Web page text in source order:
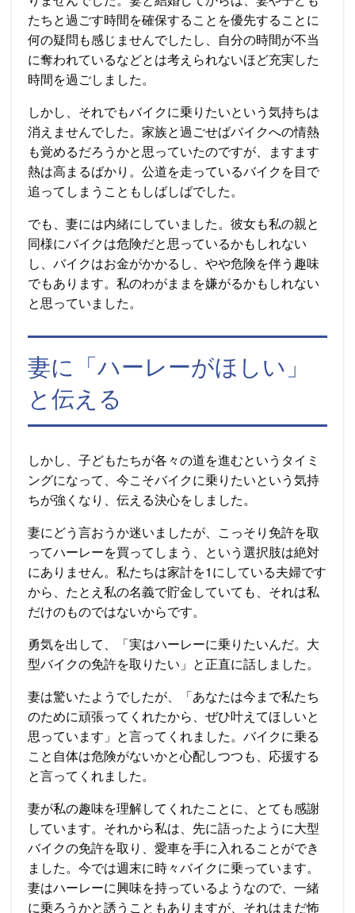
たちと過ごす時間を確保することを優先することに
何の疑問も感じませんでしたし、自分の時間が不当
に奪われているなどとは考えられないほど充実した
時間を過ごしました。
しかし、それでもバイクに乗りたいという気持ちは
消えませんでした。家族と過ごせばバイクへの情熱
も覚めるだろうかと思っていたのですが、ますます
熱は高まるばかり。公道を走っているバイクを目で
追ってしまうこともしばしばでした。
でも、妻には内緒にしていました。彼女も私の親と
同様にバイクは危険だと思っているかもしれない
し、バイクはお金がかかるし、やや危険を伴う趣味
でもあります。私のわがままを嫌がるかもしれない
と思っていました。
妻に「ハーレーがほしい」
と伝える
しかし、子どもたちが各々の道を進むというタイミ
ングになって、今こそバイクに乗りたいという気持
ちが強くなり、伝える決心をしました。
妻にどう言おうか迷いましたが、こっそり免許を取
ってハーレーを買ってしまう、という選択肢は絶対
にありません。私たちは家計を1にしている夫婦です
から、たとえ私の名義で貯金していても、それは私
だけのものではないからです。
勇気を出して、「実はハーレーに乗りたいんだ。大
型バイクの免許を取りたい」と正直に話しました。
妻は驚いたようでしたが、「あなたは今まで私たち
のために頑張ってくれたから、ぜひ叶えてほしいと
思っています」と言ってくれました。バイクに乗る
こと自体は危険がないかと心配しつつも、応援する
と言ってくれました。
妻が私の趣味を理解してくれたことに、とても感謝
しています。それから私は、先に語ったように大型
バイクの免許を取り、愛車を手に入れることができ
ました。今では週末に時々バイクに乗っています。
妻はハーレーに興味を持っているようなので、一緒
に乗ろうかと誘うこともありますが、それはまだ怖